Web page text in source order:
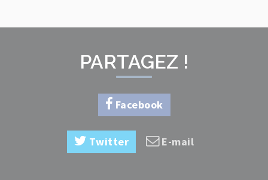
PARTAGEZ !
Facebook
Twitter E-mail